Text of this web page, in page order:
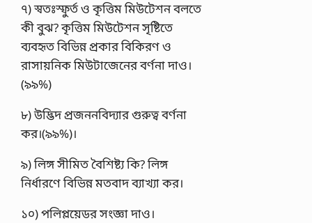
৭) স্বতঃস্ফুর্ত ও কৃত্তিম মিউটেশন বলতে
কী বুঝ? কৃত্তিম মিউটেশন সৃষ্টিতে
ব্যবহৃত বিভিন্ন প্রকার বিকিরণ ও
রাসায়নিক মিউটাজেনের বর্ণনা দাও।
(৯৯%)
৮) উদ্ভিদ প্রজননবিদ্যার গুরুত্ব বর্ণনা
কর।(৯৯%)।
৯) লিঙ্গ সীমিত বৈশিষ্ট্য কি? লিঙ্গ
নির্ধারণে বিভিন্ন মতবাদ ব্যাখ্যা কর।
১০) পলিপ্লয়েডর সংজ্ঞা দাও।